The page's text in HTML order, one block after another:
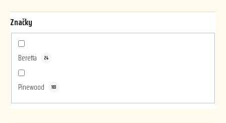
t
ů
Značky
Beretta 24
Pinewood 103